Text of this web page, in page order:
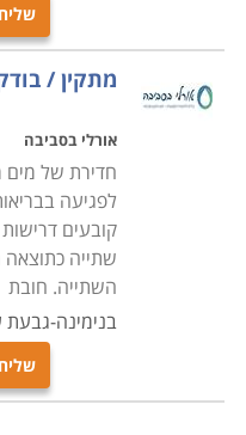
מתקין /
אורלי בסביבה
חדירת של מים
לפגיעה
קובעים
שתייה כתוצאה
השתייה. חובת
בנימינה-